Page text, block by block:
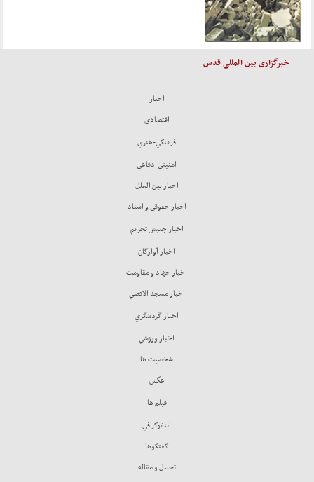
خبرگزاری بین المللی قدس
اخبار
اقتصادي
فرهنگي-هنري
امنيتي-دفاعي
اخبار بين الملل
اخبار حقوقي و اسناد
اخبار جنبش تحريم
اخبار آوارگان
اخبار جهاد و مقاومت
اخبار مسجد الاقصي
اخبار گردشگري
اخبار ورزشي
شخصيت ها
عكس
فيلم ها
اينفوگرافي
گفتگوها
تحليل و مقاله